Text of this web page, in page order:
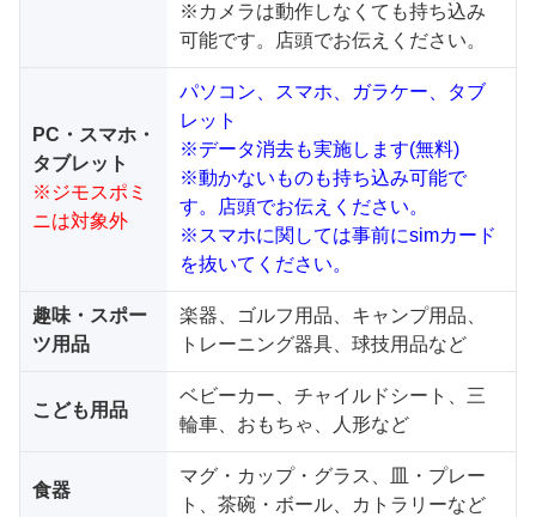
※カメラは動作しなくても持ち込み
可能です。店頭でお伝えください。
PC・スマホ・
タブレット
※ジモスポミ
ニは対象外
パソコン、スマホ、ガラケー、タブ
レット
※データ消去も実施します(無料)
※動かないものも持ち込み可能で
す。店頭でお伝えください。
※スマホに関しては事前にsimカード
を抜いてください。
趣味・スポー
ツ用品
楽器、ゴルフ用品、キャンプ用品、
トレーニング器具、球技用品など
こども用品
ベビーカー、チャイルドシート、三
輪車、おもちゃ、人形など
食器
マグ・カップ・グラス、皿・プレー
ト、茶碗・ボール、カトラリーなど